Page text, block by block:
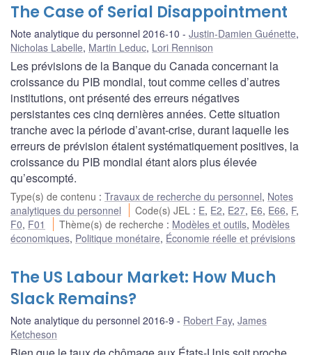
The Case of Serial Disappointment
Note analytique du personnel 2016-10 Justin-Damien Guénette,
Nicholas Labelle, Martin Leduc, Lori Rennison
Les prévisions de la Banque du Canada concernant la
croissance du PIB mondial, tout comme celles d’autres
institutions, ont présenté des erreurs négatives
persistantes ces cinq dernières années. Cette situation
tranche avec la période d’avant-crise, durant laquelle les
erreurs de prévision étaient systématiquement positives, la
croissance du PIB mondial étant alors plus élevée
qu’escompté.
Type(s) de contenu : Travaux de recherche du personnel, Notes
analytiques du personnel
Code(s) JEL : E, E2, E27, E6, E66, F,
F0, F01 Thème(s) de recherche : Modèles et outils, Modèles
économiques, Politique monétaire, Économie réelle et prévisions
The US Labour Market: How Much
Slack Remains?
Note analytique du personnel 2016-9 Robert Fay, James
Ketcheson